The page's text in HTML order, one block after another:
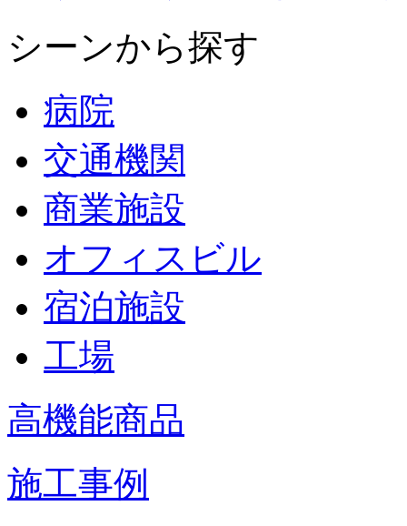
シーンから探す
病院
交通機関
商業施設
オフィスビル
宿泊施設
工場
高機能商品
施工事例